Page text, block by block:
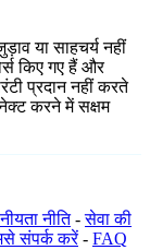
या साहचर्य नहीं
किए गए हैं और
प्रदान नहीं करते
करने में सक्षम
नीति-सेवा की
संपर्क करें- FAQ